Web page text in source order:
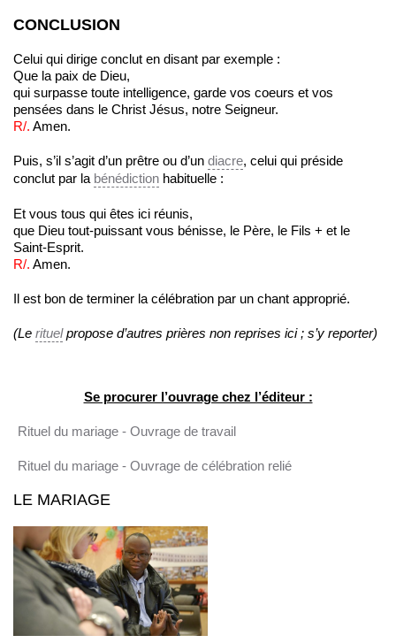
CONCLUSION
Celui qui dirige conclut en disant par exemple :
Que la paix de Dieu,
qui surpasse toute intelligence, garde vos coeurs et vos
pensées dans le Christ Jésus, notre Seigneur.
R/. Amen.
Puis, s’il s’agit d’un prêtre ou d’un diacre, celui qui préside
conclut par la bénédiction habituelle :
Et vous tous qui êtes ici réunis,
que Dieu tout-puissant vous bénisse, le Père, le Fils + et le
Saint-Esprit.
R/. Amen.
Il est bon de terminer la célébration par un chant approprié.
(Le rituelpropose d’autres prières non reprises ici ; s’y reporter)
Se procurer l’ouvrage chez l’éditeur :
Rituel du mariage - Ouvrage de travail
Rituel du mariage - Ouvrage de célébration relié
LE MARIAGE